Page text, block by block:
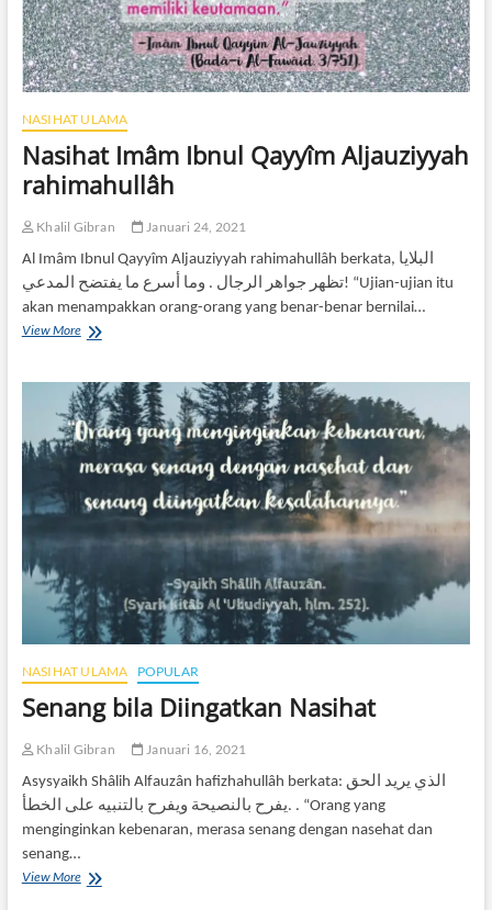
NASIHAT ULAMA
Nasihat Imâm Ibnul Qayyîm Aljauziyyah
rahimahullâh
Khalil Gibran
Januari 24, 2021
Al Imâm Ibnul Qayyîm Aljauziyyah rahimahullâh berkata, البلايا
تظهر جواهر الرجال . وما أسرع ما يفتضح المدعي! “Ujian-ujian itu
akan menampakkan orang-orang yang benar-benar bernilai…
View MoreNasihat
Qayyîm
Aljauziyyah
rahimahullâh
NASIHAT ULAMA POPULAR
Senang bila Diingatkan Nasihat
Khalil Gibran
Januari 16, 2021
Asysyaikh Shâlih Alfauzân hafizhahullâh berkata: الذي يريد الحق
يفرح بالنصيحة ويفرح بالتنبيه على الخطأ. . “Orang yang
menginginkan kebenaran, merasa senang dengan nasehat dan
senang…
View MoreSenang